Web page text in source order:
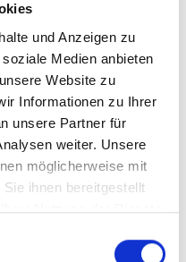
und Anzeigen zu
Medien anbieten
Website zu
Informationen zu Ihrer
unsere Partner für
weiter. Unsere
möglicherweise mit
ihnen bereitgestellt
Nutzung der Dienste
Oberding
Germering Putzbrunn
Nürnberg
Immobilien
Immobilie